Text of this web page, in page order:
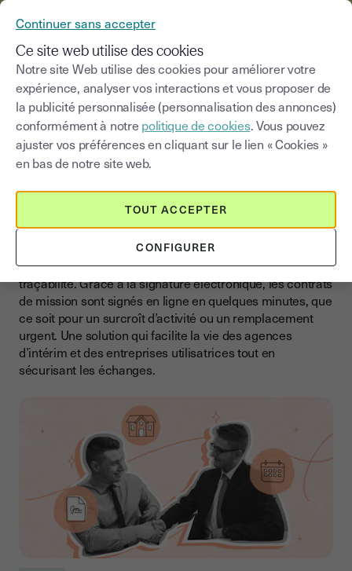
Blog|Documents >Intérim
Choisir une catégorie Saisissez un terme
Simplifiez la gestion de vos
contrats d’intérim
Le recours à l’intérim exige réactivité, sécurité et
traçabilité. Grâce à la signature électronique, les contrats
de mission sont signés en ligne en quelques minutes, que
ce soit pour un surcroît d’activité ou un remplacement
urgent. Une solution qui facilite la vie des agences
d’intérim et des entreprises utilisatrices tout en
sécurisant les échanges.
Continuer sans accepter
Ce site web utilise des cookies
Notre site Web utilise des cookies pour améliorer votre
expérience, analyser vos interactions et vous proposer de
la publicité personnalisée (personnalisation des annonces)
conformément à notre politique de cookies. Vous pouvez
ajuster vos préférences en cliquant sur le lien « Cookies »
en bas de notre site web.
CONFIGURER
TOUT ACCEPTER